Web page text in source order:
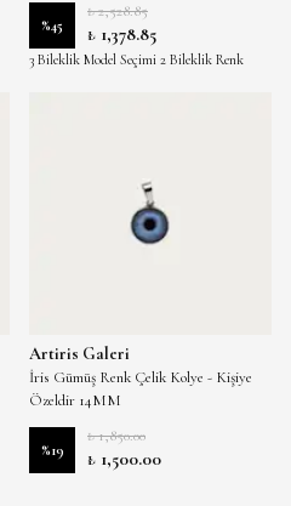
%45
₺ 2,528.85
₺ 1,378.85
3 Bileklik Model Seçimi 2 Bileklik Renk
Artiris Galeri
İris Gümüş Renk Çelik Kolye - Kişiye
Özeldir 14MM
%19
₺ 1,850.00
₺ 1,500.00